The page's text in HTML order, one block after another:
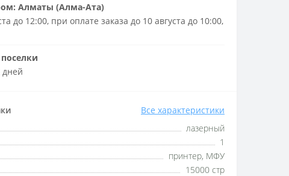
: Алматы (Алма-Ата)
до 12:00, при оплате заказа до 10 августа до 10:00,
дней
Все характеристики
лазерный
1
принтер, МФУ
15000 стр